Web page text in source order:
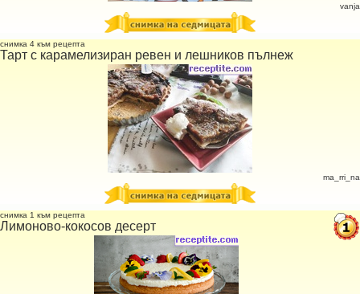
vanja
снимка 4 към рецепта
Тарт с карамелизиран ревен и лешников пълнеж
ma_rri_na
снимка 1 към рецепта
Лимоново-кокосов десерт